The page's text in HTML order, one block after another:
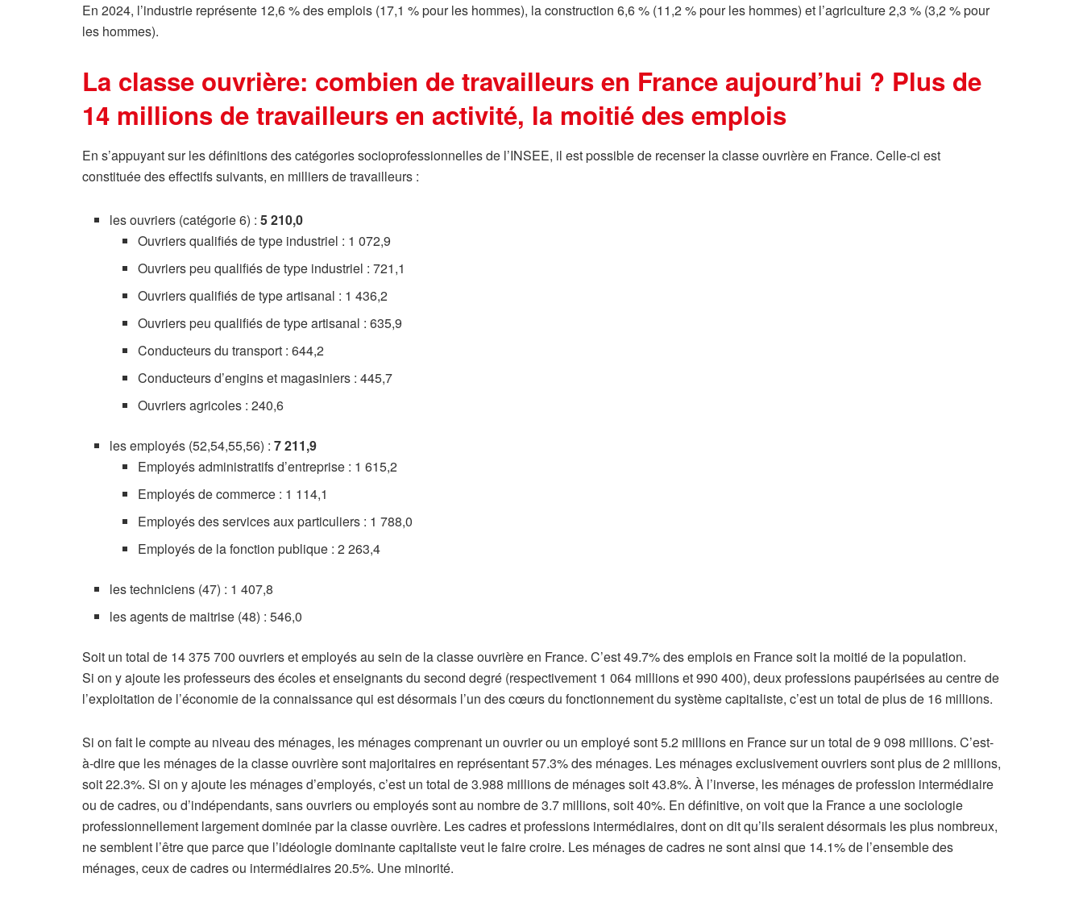
En 2024, l’industrie représente 12,6 % des emplois (17,1 % pour les hommes), la construction 6,6 % (11,2 % pour les hommes) et l’agriculture 2,3 % (3,2 % pour
les hommes).
La classe ouvrière: combien de travailleurs en France aujourd’hui ? Plus de
14 millions de travailleurs en activité, la moitié des emplois
En s’appuyant sur les définitions des catégories socioprofessionnelles de l’INSEE, il est possible de recenser la classe ouvrière en France. Celle-ci est
constituée des effectifs suivants, en milliers de travailleurs :
les ouvriers (catégorie 6) :5 210,0
Ouvriers qualifiés de type industriel : 1 072,9
Ouvriers peu qualifiés de type industriel : 721,1
Ouvriers qualifiés de type artisanal : 1 436,2
Ouvriers peu qualifiés de type artisanal : 635,9
Conducteurs du transport : 644,2
Conducteurs d’engins et magasiniers : 445,7
Ouvriers agricoles : 240,6
les employés (52,54,55,56) :7 211,9
Employés administratifs d’entreprise : 1 615,2
Employés de commerce : 1 114,1
Employés des services aux particuliers : 1 788,0
Employés de la fonction publique : 2 263,4
les techniciens (47) : 1 407,8
les agents de maitrise (48) : 546,0
Soit un total de 14 375 700 ouvriers et employés au sein de la classe ouvrière en France. C’est 49.7% des emplois en France soit la moitié de la population.
Si on y ajoute les professeurs des écoles et enseignants du second degré (respectivement 1 064 millions et 990 400), deux professions paupérisées au centre de
l’exploitation de l’économie de la connaissance qui est désormais l’un des cœurs du fonctionnement du système capitaliste, c’est un total de plus de 16 millions.
Si on fait le compte au niveau des ménages, les ménages comprenant un ouvrier ou un employé sont 5.2 millions en France sur un total de 9 098 millions. C’est-
à-dire que les ménages de la classe ouvrière sont majoritaires en représentant 57.3% des ménages. Les ménages exclusivement ouvriers sont plus de 2 millions,
soit 22.3%. Si on y ajoute les ménages d’employés, c’est un total de 3.988 millions de ménages soit 43.8%. À l’inverse, les ménages de profession intermédiaire
ou de cadres, ou d’indépendants, sans ouvriers ou employés sont au nombre de 3.7 millions, soit 40%. En définitive, on voit que la France a une sociologie
professionnellement largement dominée par la classe ouvrière. Les cadres et professions intermédiaires, dont on dit qu’ils seraient désormais les plus nombreux,
ne semblent l’être que parce que l’idéologie dominante capitaliste veut le faire croire. Les ménages de cadres ne sont ainsi que 14.1% de l’ensemble des
ménages, ceux de cadres ou intermédiaires 20.5%. Une minorité.